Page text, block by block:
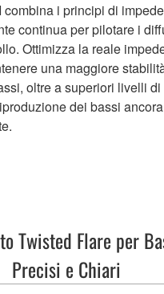
combina i principi di
continua per pilotare i
Ottimizza la reale
una maggiore
oltre a superiori livelli
dei bassi
Twisted Flare per
Precisi e Chiari